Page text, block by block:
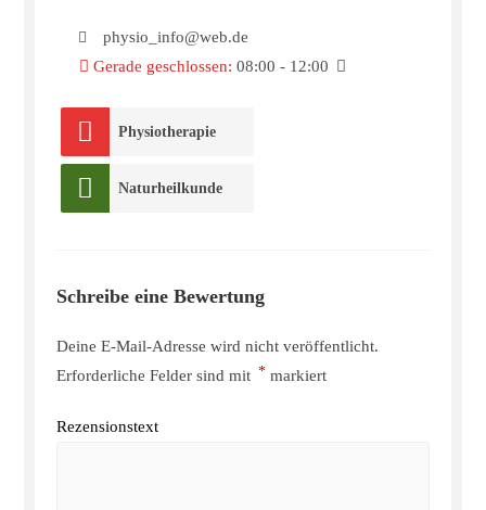
physio_info@web.de
Gerade geschlossen: 08:00 - 12:00
Physiotherapie
Naturheilkunde
Schreibe eine Bewertung
Deine E-Mail-Adresse wird nicht veröffentlicht.
Erforderliche Felder sind mit * markiert
Rezensionstext